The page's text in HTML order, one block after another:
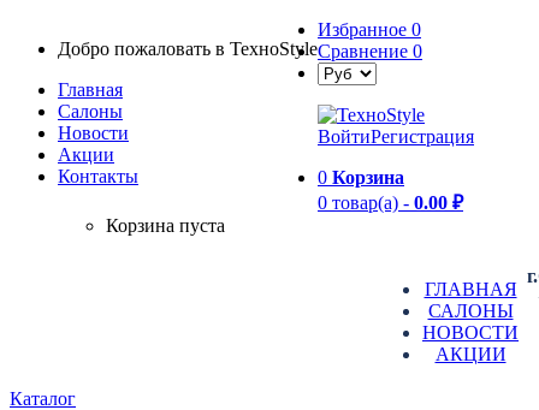
Добро пожаловать в TexноStyle
Главная
Салоны
Новости
Aкции
Контакты
Избранное 0
Сравнение 0
ВойтиРегистрация
0 Корзина
0 товар(а) - 0.00 ₽
Корзина пуста
ГЛАВНАЯ
САЛОНЫ
НОВОСТИ
АКЦИИ
Каталог